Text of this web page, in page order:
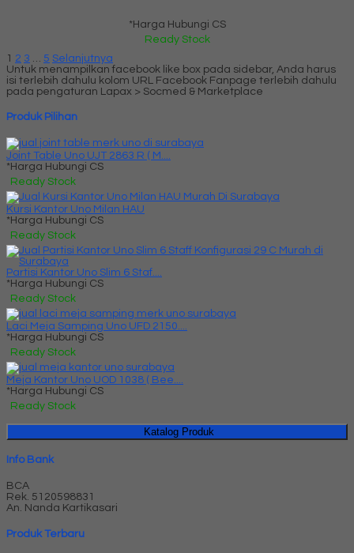
*Harga Hubungi CS
Ready Stock
1 2 3 5 Selanjutnya
Untuk menampilkan facebook like box pada sidebar, Anda harus
isi terlebih dahulu kolom URL Facebook Fanpage terlebih dahulu
pada pengaturan Lapax > Socmed & Marketplace
Produk Pilihan
Joint Table Uno UJT 2863 R ( M....
*Harga Hubungi CS
Ready Stock
Kursi Kantor Uno Milan HAU
*Harga Hubungi CS
Ready Stock
Partisi Kantor Uno Slim 6 Staf....
*Harga Hubungi CS
Ready Stock
Laci Meja Samping Uno UFD 2150....
*Harga Hubungi CS
Ready Stock
Meja Kantor Uno UOD 1038 ( Bee....
*Harga Hubungi CS
Ready Stock
Katalog Produk
Info Bank
BCA
Rek. 5120598831
An. Nanda Kartikasari
Produk Terbaru